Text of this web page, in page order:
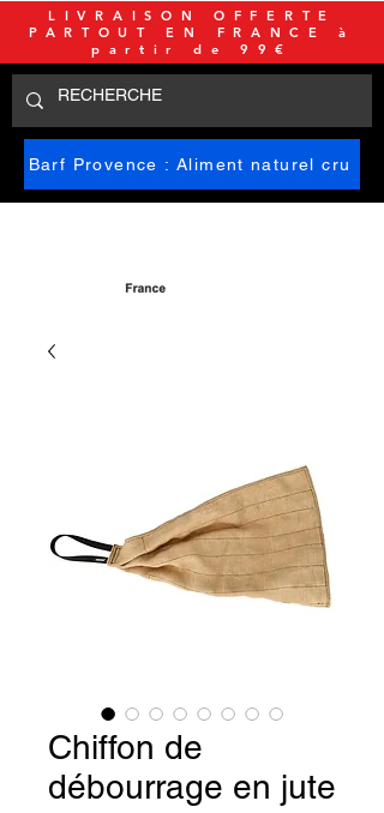
Barf Provence : Aliment naturel cru
LIVRAISON OFFERTE
PARTOUT EN FRANCE à
partir de 99€
Chiffon de
débourrage en jute